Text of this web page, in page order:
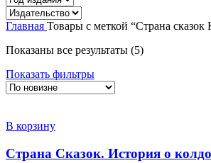
Главная Товары с меткой “Страна сказок
Показаны все результаты (5)Сортировка:
Показать фильтры
В корзину
Страна Сказок. История о